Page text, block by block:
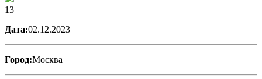
13
Дата:02.12.2023
Город:Москва